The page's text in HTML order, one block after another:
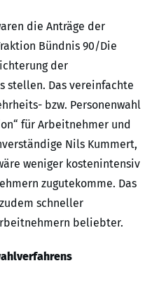
die Anträge der
Bündnis 90/Die
der
stellen. Das vereinfachte
bzw. Personenwahl
für Arbeitnehmer und
Nils Kummert,
weniger kostenintensiv
zugutekomme. Das
schneller
beliebter.